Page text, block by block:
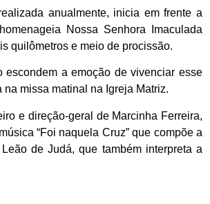
anualmente, inicia em frente a
Nossa Senhora Imaculada
quilômetros e meio de procissão.
a emoção de vivenciar esse
missa matinal na Igreja Matriz.
e direção-geral de Marcinha Ferreira,
“Foi naquela Cruz” que compõe a
de Judá, que também interpreta a